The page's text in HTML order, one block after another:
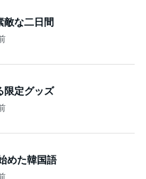
敵な二日間
限定グッズ
めた韓国語